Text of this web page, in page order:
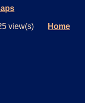
view(s) Home